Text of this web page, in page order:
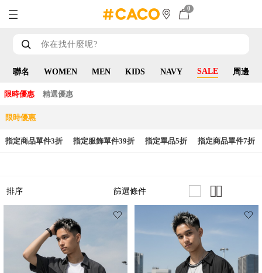
0
聯名 WOMEN MEN KIDS NAVY SALE 周邊
限時優惠 精選優惠
限時優惠
指定商品單件3折 指定服飾單件39折 指定單品5折 指定商品單件7折
排序 篩選條件